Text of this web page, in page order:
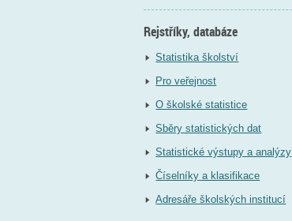
Rejstříky, databáze
Statistika školství
Pro veřejnost
O školské statistice
Sběry statistických dat
Statistické výstupy a analýzy
Číselníky a klasifikace
Adresáře školských institucí